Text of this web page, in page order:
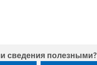
сведения полезными?